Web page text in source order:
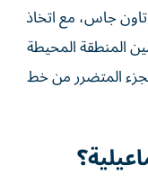
جاس، مع اتخاذ
المنطقة المحيطة
المتضرر من خط